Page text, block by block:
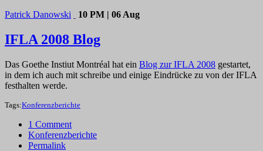
Patrick Danowski
10 PM | 06 Aug
IFLA 2008 Blog
Das Goethe Instiut Montréal hat ein Blog zur IFLA 2008 gestartet,
in dem ich auch mit schreibe und einige Eindrücke zu von der IFLA
festhalten werde.
Tags:Konferenzberichte
1 Comment
Konferenzberichte
Permalink